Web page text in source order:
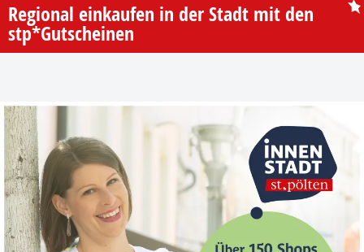
Regional einkaufen in der Stadt mit den
stp*Gutscheinen